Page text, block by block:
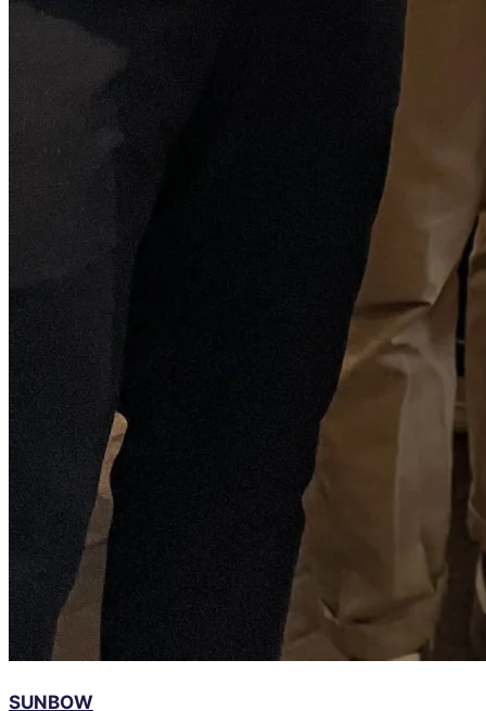
SUNBOW